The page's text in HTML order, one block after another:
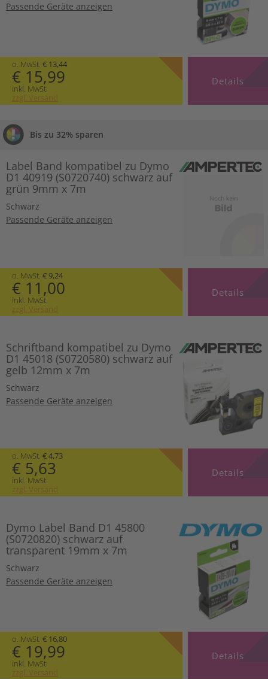
Passende Geräte anzeigen
o. MwSt. € 13,44
€ 15,99
inkl. MwSt.
zzgl. Versand
Details
Bis zu 32% sparen
Label Band kompatibel zu Dymo
D1 40919 (S0720740) schwarz auf
grün 9mm x 7m
Schwarz
Passende Geräte anzeigen
o. MwSt. € 9,24
€ 11,00
inkl. MwSt.
zzgl. Versand
Details
Schriftband kompatibel zu Dymo
D1 45018 (S0720580) schwarz auf
gelb 12mm x 7m
Schwarz
Passende Geräte anzeigen
o. MwSt. € 4,73
€ 5,63
inkl. MwSt.
zzgl. Versand
Details
Dymo Label Band D1 45800
(S0720820) schwarz auf
transparent 19mm x 7m
Schwarz
Passende Geräte anzeigen
o. MwSt. € 16,80
€ 19,99
inkl. MwSt.
zzgl. Versand
Details